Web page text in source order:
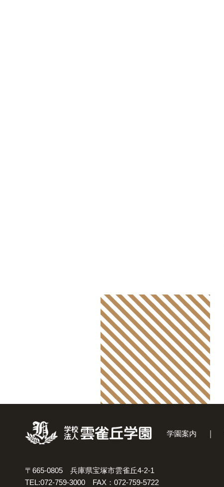
学園案内
〒665-0805 兵庫県宝塚市雲雀丘4-2-1
TEL:072-759-3000 FAX：072-759-5722